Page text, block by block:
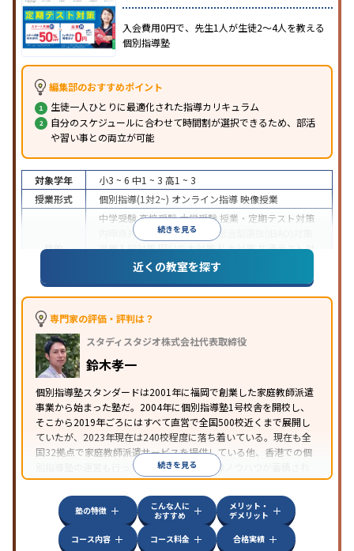
入会費用0円で、先生1人が生徒2〜4人を教える
個別指導塾
編集部のおすすめポイント
生徒一人ひとりに最適化された指導カリキュラム
自分のスケジュールに合わせて時間割が選択できるため、部活
や習い事との両立が可能
続きを見る
対象学年 小3 ~ 6 中1 ~ 3 高1 ~ 3
授業形式
個別指導(1対2~) オンライン指導映像授業
目的
中学受験高校受験大学受験 授業・定期テスト対策
内申点対策
学習習慣の定着
総合型選抜(旧AO)対策
推薦入試対策国公立大対策私大対策共通テスト対
英検(英語検定)対策漢検(漢字検定)対策
特徴
中高一貫校生に対応授業の振替可能不登校生に対
応
学習にPC・タブレットを利用
科目から受講可能
り
近くの教室を探す
専門家の評価・評判は？
スタディスタジオ株式会社代表取締役
鈴木孝一
個別指導塾スタンダードは2001年に福岡で創業した家庭教師派遣
事業から始まった塾だ。2004年に個別指導塾1号校舎を開校し、
そこから2019年ごろにはすべて直営で全国500校近くまで展開し
ていたが、2023年現在は240校程度に落ち着いている。現在も全
国32拠点で家庭教師派遣サービスを提供している他、香港での個
別指導塾の運営も行っており、汎用的な指導ノウハウが蓄積され
ていることが伺える。
続きを見る
塾の特徴
こんな人に
おすすめ
メリット・
デメリット
コース内容
コース料金 合格実績